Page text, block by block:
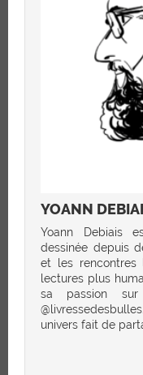
YOANN
Yoann Debiais
dessinée depuis
et les
lectures plus
sa passion
univers fait de